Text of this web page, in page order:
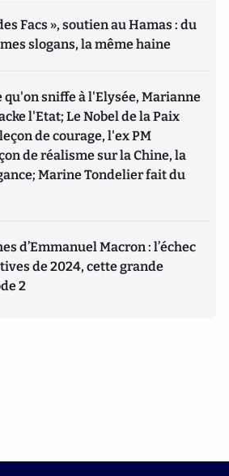
Facs », soutien au Hamas : du
slogans, la même haine
qu'on sniffe à l'Elysée, Marianne
l'Etat; Le Nobel de la Paix
de courage, l'ex PM
de réalisme sur la Chine, la
Marine Tondelier fait du
d’Emmanuel Macron : l’échec
de 2024, cette grande
2